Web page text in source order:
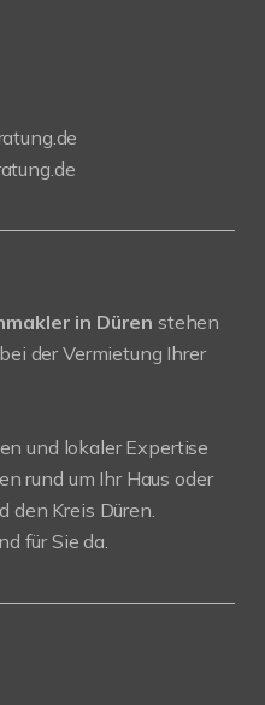
in Düren stehen
der Vermietung Ihrer
und lokaler Expertise
rund um Ihr Haus oder
den Kreis Düren.
für Sie da.